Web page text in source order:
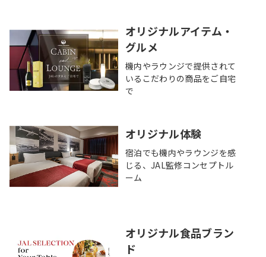
オリジナルアイテム・
グルメ
機内やラウンジで提供されて
いるこだわりの商品をご自宅
で
オリジナル体験
宿泊でも機内やラウンジを感
じる、JAL監修コンセプトル
ーム
オリジナル食品ブラン
ド